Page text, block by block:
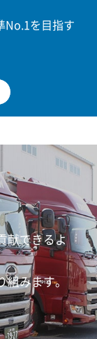
No.1を目指す
献できるよ
組みます。